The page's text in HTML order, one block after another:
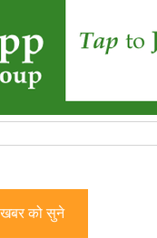
को सुने